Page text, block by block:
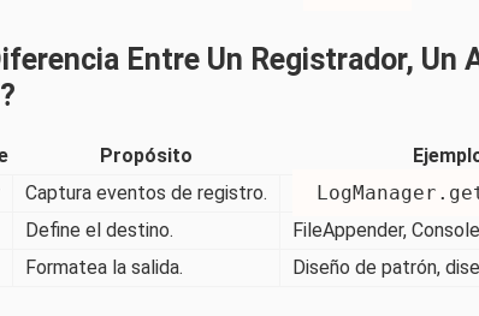
Entre Un Registrador, Un
Propósito
Captura eventos de registro.
Define el destino.
FileAppender,
Formatea la salida. Diseño de patrón,